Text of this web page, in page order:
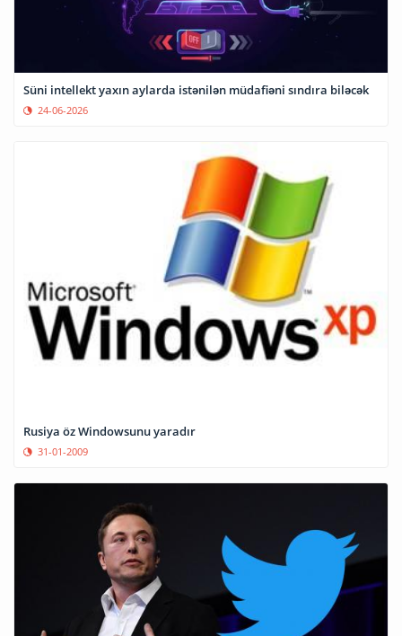
Süni intellekt yaxın aylarda istənilən müdafiəni sındıra biləcək
24-06-2026
Rusiya öz Windowsunu yaradır
31-01-2009